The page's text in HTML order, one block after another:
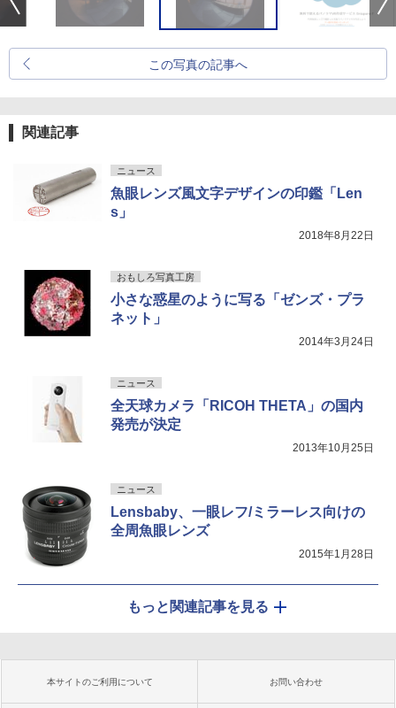
この写真の記事へ
関連記事
ニュース
魚眼レンズ風文字デザインの印鑑「Len
s」
2018年8月22日
おもしろ写真工房
小さな惑星のように写る「ゼンズ・プラ
ネット」
2014年3月24日
ニュース
全天球カメラ「RICOH THETA」の国内
発売が決定
2013年10月25日
ニュース
Lensbaby、一眼レフ/ミラーレス向けの
全周魚眼レンズ
2015年1月28日
もっと関連記事を見る
本サイトのご利用について お問い合わせ